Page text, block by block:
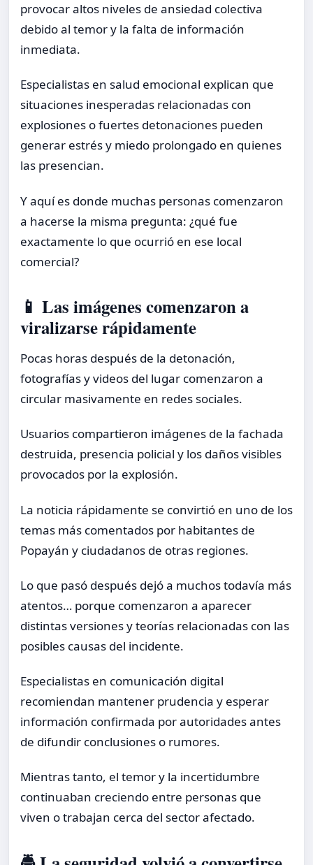
provocar altos niveles de ansiedad colectiva
debido al temor y la falta de información
inmediata.
Especialistas en salud emocional explican que
situaciones inesperadas relacionadas con
explosiones o fuertes detonaciones pueden
generar estrés y miedo prolongado en quienes
las presencian.
Y aquí es donde muchas personas comenzaron
a hacerse la misma pregunta: ¿qué fue
exactamente lo que ocurrió en ese local
comercial?
📱 Las imágenes comenzaron a
viralizarse rápidamente
Pocas horas después de la detonación,
fotografías y videos del lugar comenzaron a
circular masivamente en redes sociales.
Usuarios compartieron imágenes de la fachada
destruida, presencia policial y los daños visibles
provocados por la explosión.
La noticia rápidamente se convirtió en uno de los
temas más comentados por habitantes de
Popayán y ciudadanos de otras regiones.
Lo que pasó después dejó a muchos todavía más
atentos… porque comenzaron a aparecer
distintas versiones y teorías relacionadas con las
posibles causas del incidente.
Especialistas en comunicación digital
recomiendan mantener prudencia y esperar
información confirmada por autoridades antes
de difundir conclusiones o rumores.
Mientras tanto, el temor y la incertidumbre
continuaban creciendo entre personas que
viven o trabajan cerca del sector afectado.